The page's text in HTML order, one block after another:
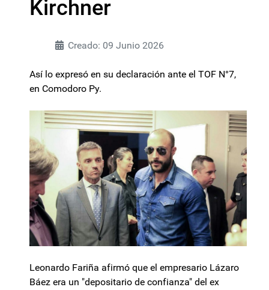
Kirchner
Creado: 09 Junio 2026
Así lo expresó en su declaración ante el TOF N°7,
en Comodoro Py.
Leonardo Fariña afirmó que el empresario Lázaro
Báez era un "depositario de confianza" del ex